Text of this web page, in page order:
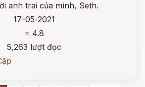
anh trai của mình, Seth.
17-05-2021
⭐ 4.8
5,263 lượt đọc